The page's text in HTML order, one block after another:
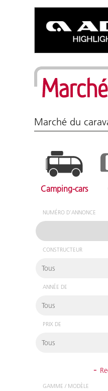
Marché du
Camping-cars
NUMÉRO D'ANNONCE
CONSTRUCTEUR
ANNÉE DE
PRIX DE
-
GAMME / MODÈLE